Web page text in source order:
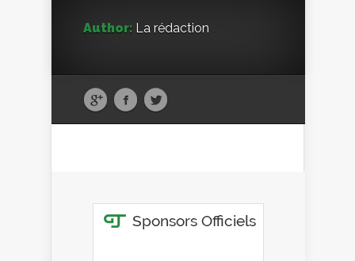
Author: La rédaction